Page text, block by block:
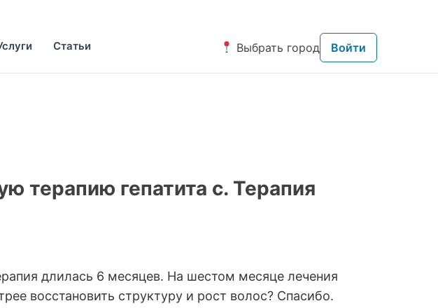
Статьи Выбрать город Войти
терапию гепатита с. Терапия
длилась 6 месяцев. На шестом месяце лечения
восстановить структуру и рост волос? Спасибо.